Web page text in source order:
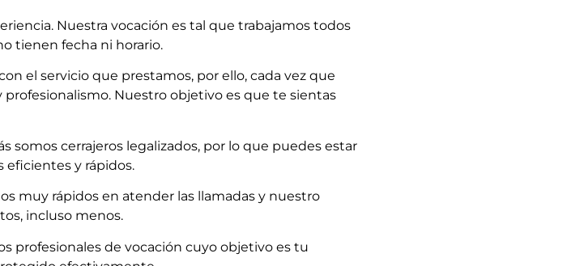
Nuestra vocación es tal que trabajamos todos
tienen fecha ni horario.
el servicio que prestamos, por ello, cada vez que
Nuestro objetivo es que te sientas
somos cerrajeros legalizados, por lo que puedes estar
eficientes y rápidos.
muy rápidos en atender las llamadas y nuestro
incluso menos.
profesionales de vocación cuyo objetivo es tu